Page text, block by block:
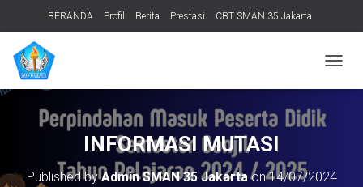
BERANDA Profil Berita Prestasi CBT SMAN 35 Jakarta
PERPUSTAKAAN
O
A
INFORMASI MUTASI
Published byAdmin SMAN 35 Jakartaon14/07/2024